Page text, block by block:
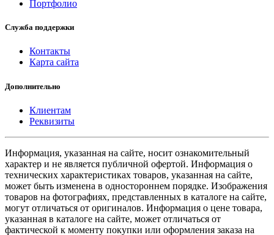
Портфолио
Служба поддержки
Контакты
Карта сайта
Дополнительно
Клиентам
Реквизиты
Информация, указанная на сайте, носит ознакомительный
характер и не является публичной офертой. Информация о
технических характеристиках товаров, указанная на сайте,
может быть изменена в одностороннем порядке. Изображения
товаров на фотографиях, представленных в каталоге на сайте,
могут отличаться от оригиналов. Информация о цене товара,
указанная в каталоге на сайте, может отличаться от
фактической к моменту покупки или оформления заказа на